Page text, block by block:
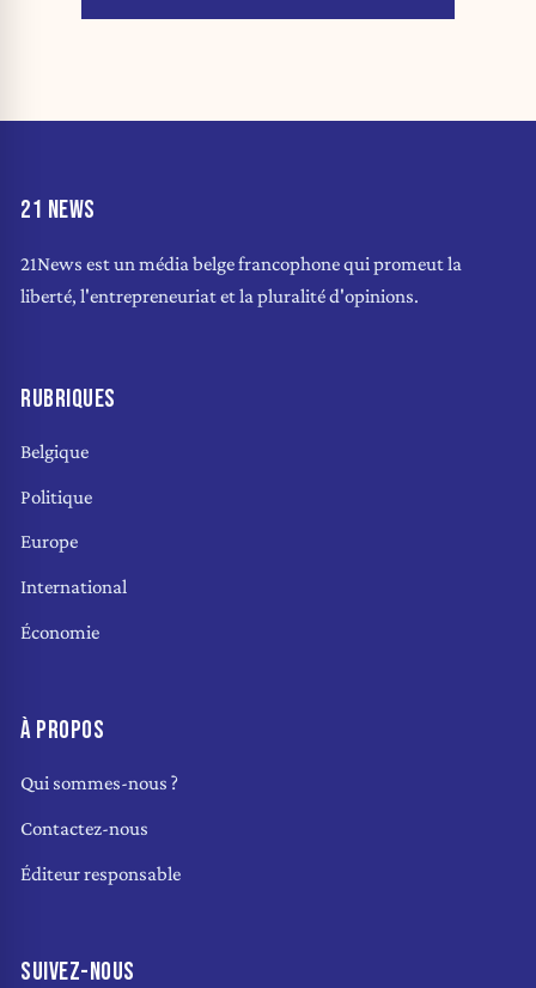
21 NEWS
21News est un média belge francophone qui promeut la
liberté, l'entrepreneuriat et la pluralité d'opinions.
RUBRIQUES
Belgique
Politique
Europe
International
Économie
À PROPOS
Qui sommes-nous ?
Contactez-nous
Éditeur responsable
SUIVEZ-NOUS